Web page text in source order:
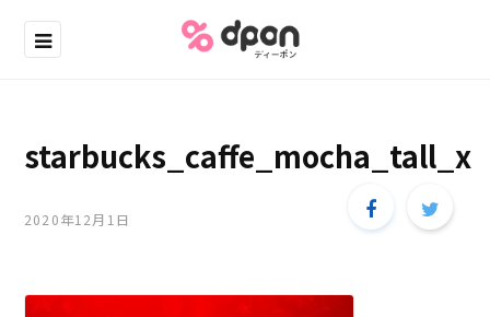
starbucks_caffe_mocha_tall_x
2020年12月1日